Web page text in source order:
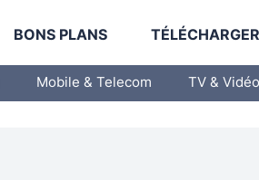
BONS PLANS
Mobile & Telecom TV & Vidéo